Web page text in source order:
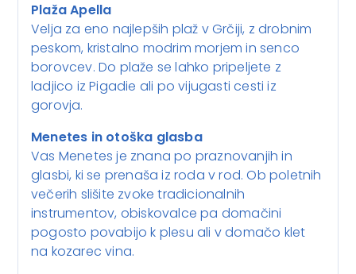
Plaža Apella
Velja za eno najlepših plaž v Grčiji, z drobnim
peskom, kristalno modrim morjem in senco
borovcev. Do plaže se lahko pripeljete z
ladjico iz Pigadie ali po vijugasti cesti iz
gorovja.
Menetes in otoška glasba
Vas Menetes je znana po praznovanjih in
glasbi, ki se prenaša iz roda v rod. Ob poletnih
večerih slišite zvoke tradicionalnih
instrumentov, obiskovalce pa domačini
pogosto povabijo k plesu ali v domačo klet
na kozarec vina.